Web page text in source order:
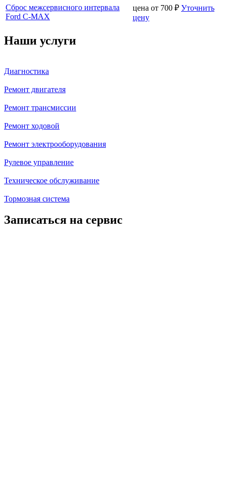
Сброс межсервисного интервала
Ford C-MAX
цена от 700 ₽ Уточнить
цену
Наши услуги
Диагностика
Ремонт двигателя
Ремонт трансмиссии
Ремонт ходовой
Ремонт электрооборудования
Рулевое управление
Техническое обслуживание
Тормозная система
Записаться на сервис